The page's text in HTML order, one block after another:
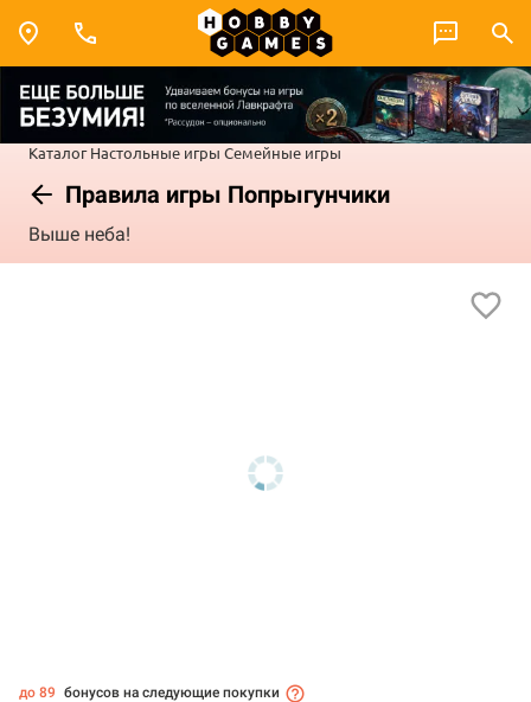
Каталог Настольные игры Семейные игры
Правила игры Попрыгунчики
Выше неба!
до 89 бонусов на следующие покупки